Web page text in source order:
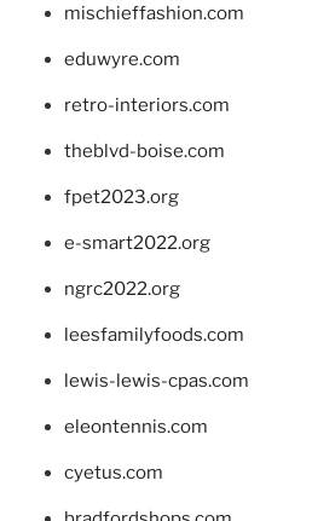
mischieffashion.com
eduwyre.com
retro-interiors.com
theblvd-boise.com
fpet2023.org
e-smart2022.org
ngrc2022.org
leesfamilyfoods.com
lewis-lewis-cpas.com
eleontennis.com
cyetus.com